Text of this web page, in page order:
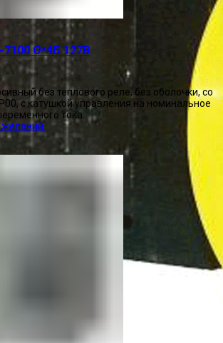
О*4Б 127В
без теплового реле, без оболочки, со
с катушкой управления на номинальное
тока.
желаний